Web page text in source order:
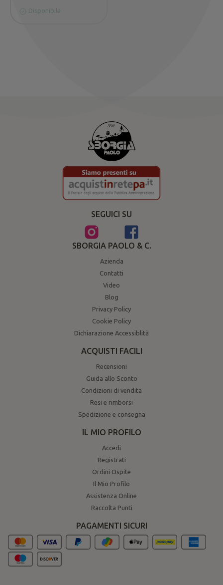
Disponibile
SEGUICI SU
SBORGIA PAOLO & C.
Azienda
Contatti
Video
Blog
Privacy Policy
Cookie Policy
Dichiarazione Accessiblità
ACQUISTI FACILI
Recensioni
Guida allo Sconto
Condizioni di vendita
Resi e rimborsi
Spedizione e consegna
IL MIO PROFILO
Accedi
Registrati
Ordini Ospite
Il Mio Profilo
Assistenza Online
Raccolta Punti
PAGAMENTI SICURI